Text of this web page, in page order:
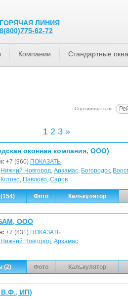
Сортировать по:
1 2 3 »
оконная компания, ООО)
+7 (960) ПОКАЗАТЬ
Нижний Новгород, Арзамас, Богородск,
Кстово, Павлово, Саров
Фото Калькулятор
ООО
+7 (831) ПОКАЗАТЬ
Нижний Новгород, Арзамас
(2) Фото Калькулятор
ИП)
ГОРЯЧАЯ ЛИНИЯ
8(800)775-62-72
Компании Стандартные окна